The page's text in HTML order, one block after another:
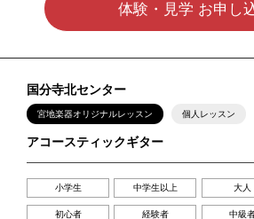
体験・見学 お申し
国分寺北センター
宮地楽器オリジナルレッスン 個人レッスン
アコースティックギター
小学生 中学生以上 大人
初心者 経験者 中級